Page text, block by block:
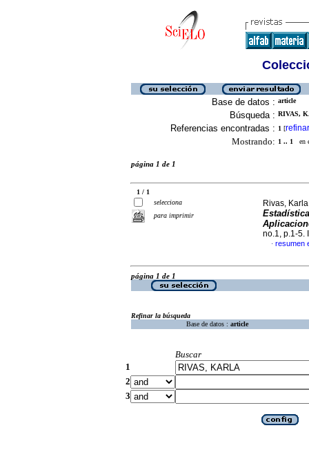
Base de datos : article
Búsqueda : RIVAS,
Referencias encontradas : 1 [refinar
Mostrando: 1 .. 1 en
página 1 de 1
1 / 1
selecciona
para imprimir
Rivas,
no.1, p.1-5.
· resumen
página 1 de 1
Refinar la búsqueda
Base de datos : article
Buscar
1
2
3